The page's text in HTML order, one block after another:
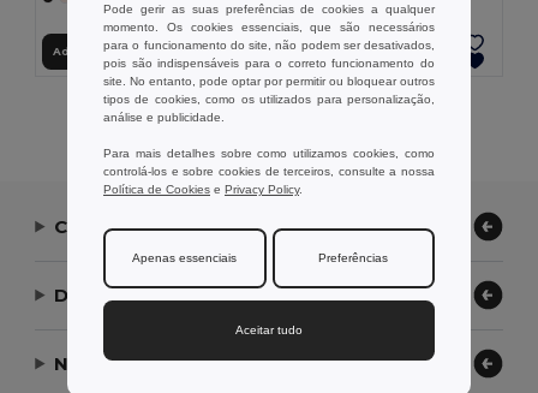
Adicionar ao Carrinho Adicionar ao Carrinho
Exibindo Todos Os Produtos.
Contate-nos
Deixe-nos ajudar
Nossa Empresa
Pode gerir as suas preferências de cookies a qualquer
momento. Os cookies essenciais, que são necessários
para o funcionamento do site, não podem ser desativados,
pois são indispensáveis para o correto funcionamento do
site. No entanto, pode optar por permitir ou bloquear outros
tipos de cookies, como os utilizados para personalização,
análise e publicidade.
Para mais detalhes sobre como utilizamos cookies, como
controlá-los e sobre cookies de terceiros, consulte a nossa
Política de Cookies e Privacy Policy.
Apenas essenciais Preferências
Aceitar tudo